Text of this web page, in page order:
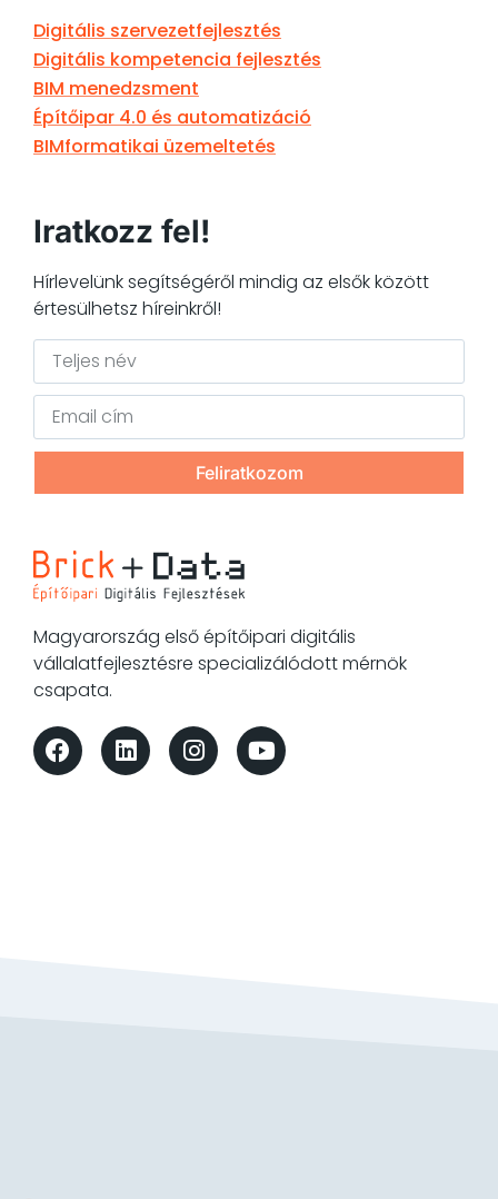
Digitális szervezetfejlesztés
Digitális kompetencia fejlesztés
BIM menedzsment
Építőipar 4.0 és automatizáció
BIMformatikai üzemeltetés
Iratkozz fel!
Hírlevelünk segítségéről mindig az elsők között
értesülhetsz híreinkről!
Feliratkozom
Magyarország első építőipari digitális
vállalatfejlesztésre specializálódott mérnök
csapata.